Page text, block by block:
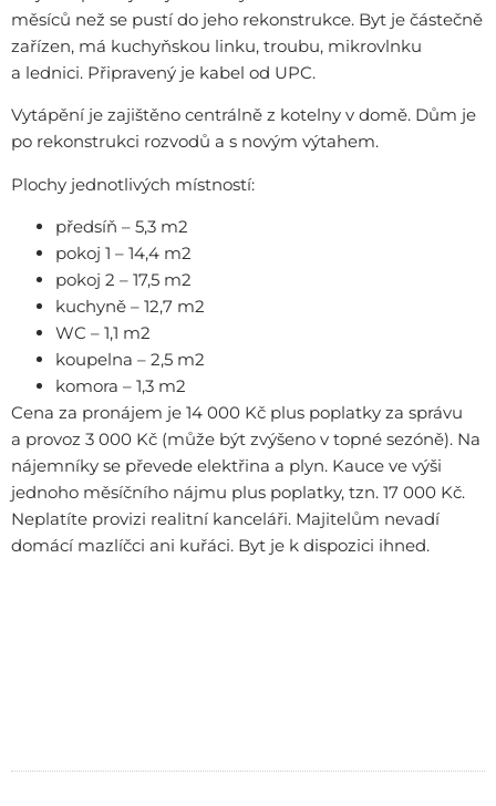
měsíců než se pustí do jeho rekonstrukce. Byt je částečně
zařízen, má kuchyňskou linku, troubu, mikrovlnku
a lednici. Připravený je kabel od UPC.
Vytápění je zajištěno centrálně z kotelny v domě. Dům je
po rekonstrukci rozvodů a s novým výtahem.
Plochy jednotlivých místností:
předsíň – 5,3 m2
pokoj 1 – 14,4 m2
pokoj 2 – 17,5 m2
kuchyně – 12,7 m2
WC – 1,1 m2
koupelna – 2,5 m2
komora – 1,3 m2
Cena za pronájem je 14 000 Kč plus poplatky za správu
a provoz 3 000 Kč (může být zvýšeno v topné sezóně). Na
nájemníky se převede elektřina a plyn. Kauce ve výši
jednoho měsíčního nájmu plus poplatky, tzn. 17 000 Kč.
Neplatíte provizi realitní kanceláři. Majitelům nevadí
domácí mazlíčci ani kuřáci. Byt je k dispozici ihned.